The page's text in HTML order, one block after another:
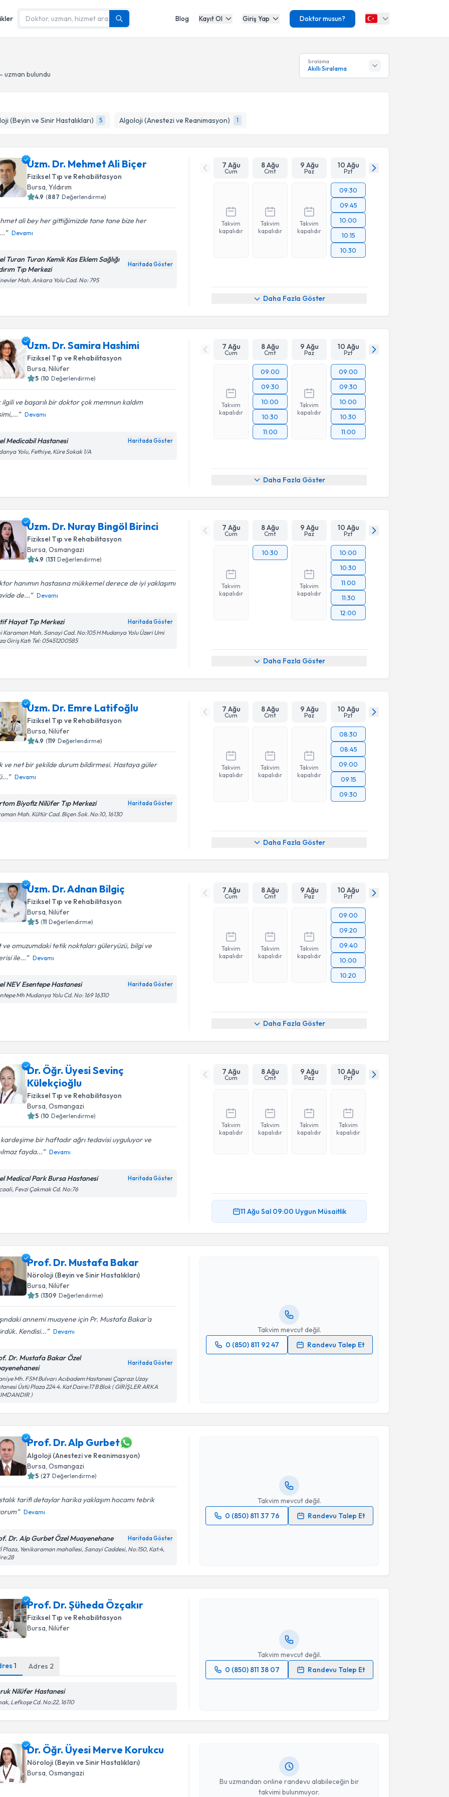
Blog Kayıt Ol Giriş Yap Doktor musun?
bulundu
Sıralama
Akıllı Sıralama
(Beyin ve Sinir Hastalıkları) 5 Algoloji (Anestezi ve Reanimasyon) 1
Uzm. Dr. Mehmet Ali Biçer
Fiziksel Tıp ve Rehabilitasyon
Bursa, Yıldırım
4.9 (887 Değerlendirme)
ali bey her gittiğimizde tane tane bize her
Devamı
Turan Turan Kemik Kas Eklem Sağlığı
Tıp Merkezi
Haritada Göster
Mah. Ankara Yolu Cad. No: 795
7 Ağu
Cum
8 Ağu
Cmt
9 Ağu
Paz
10 Ağu
Pzt
Takvim
kapalıdır
Takvim
kapalıdır
Takvim
kapalıdır
09:30
09:45
10:00
10:15
10:30
Daha Fazla Göster
Uzm. Dr. Samira Hashimi
Fiziksel Tıp ve Rehabilitasyon
Bursa , Nilüfer
5 (10 Değerlendirme)
ilgili ve başarılı bir doktor çok memnun kaldım
Devamı
Medicabil Hastanesi Haritada Göster
Yolu, Fethiye, Küre Sokak 1/A
7 Ağu
Cum
8 Ağu
Cmt
9 Ağu
Paz
10 Ağu
Pzt
Takvim
kapalıdır
09:00
09:30
10:00
10:30
11:00
Takvim
kapalıdır
09:00
09:30
10:00
10:30
11:00
Daha Fazla Göster
Uzm. Dr. Nuray Bingöl Birinci
Fiziksel Tıp ve Rehabilitasyon
Bursa, Osmangazi
4.9 (131 Değerlendirme)
hanımın hastasına mükkemel derece de iyi yaklaşımı
de...
Devamı
Hayat Tıp Merkezi Haritada Göster
Karaman Mah. Sanayi Cad. No:105 H Mudanya Yolu Üzeri Umi
Giriş Katı Tel: 05451200585
7 Ağu
Cum
8 Ağu
Cmt
9 Ağu
Paz
10 Ağu
Pzt
Takvim
kapalıdır
10:30
Takvim
kapalıdır
10:00
10:30
11:00
11:30
12:00
Daha Fazla Göster
Uzm. Dr. Emre Latifoğlu
Fiziksel Tıp ve Rehabilitasyon
Bursa , Nilüfer
4.9 (119 Değerlendirme)
ve net bir şekilde durum bildirmesi. Hastaya güler
Devamı
Biyofiz Nilüfer Tıp Merkezi Haritada Göster
Mah. Kültür Cad. Biçen Sok. No:10, 16130
7 Ağu
Cum
8 Ağu
Cmt
9 Ağu
Paz
10 Ağu
Pzt
Takvim
kapalıdır
Takvim
kapalıdır
Takvim
kapalıdır
08:30
08:45
09:00
09:15
09:30
Daha Fazla Göster
Uzm. Dr. Adnan Bilgiç
Fiziksel Tıp ve Rehabilitasyon
Bursa, Nilüfer
5 (11 Değerlendirme)
ve omuzumdaki tetik noktaları güleryüzü, bilgi ve
ile...
Devamı
NEV Esentepe Hastanesi Haritada Göster
Mh Mudanya Yolu Cd. No: 169 16310
7 Ağu
Cum
8 Ağu
Cmt
9 Ağu
Paz
10 Ağu
Pzt
Takvim
kapalıdır
Takvim
kapalıdır
Takvim
kapalıdır
09:00
09:20
09:40
10:00
10:20
Daha Fazla Göster
Dr. Öğr. Üyesi Sevinç
Külekçioğlu
Fiziksel Tıp ve Rehabilitasyon
Bursa , Osmangazi
5 (10 Değerlendirme)
kardeşime bir haftadır ağrı tedavisi uyguluyor ve
fayda...
Devamı
Medical Park Bursa Hastanesi Haritada Göster
Fevzi Çakmak Cd. No:76
7 Ağu
Cum
8 Ağu
Cmt
9 Ağu
Paz
10 Ağu
Pzt
Takvim
kapalıdır
Takvim
kapalıdır
Takvim
kapalıdır
Takvim
kapalıdır
11 Ağu Sal 09:00 Uygun Müsaitlik
Prof. Dr. Mustafa Bakar
Nöroloji (Beyin ve Sinir Hastalıkları)
Bursa , Nilüfer
5 (1309 Değerlendirme)
annemi muayene için Pr. Mustafa Bakar'a
Kendisi...
Devamı
Dr. Mustafa Bakar Özel
Haritada Göster
Mh. FSM Bulvarı Acıbadem Hastanesi Çaprazı Uzay
Üstü Plaza 224 4. Kat Daire:17 B Blok ( GİRİŞLER ARKA
)
Takvim mevcut değil.
0 (850) 811 92 47
Randevu Talep Et
Takvim Talebini Gönder
Prof. Dr. Alp Gurbet
Algoloji (Anestezi ve Reanimasyon)
Bursa , Osmangazi
5 (27 Değerlendirme)
tarifi detaylar harika yaklaşım hocamı tebrik
Devamı
Dr. Alp Gurbet Özel Muayenehane Haritada Göster
Plaza, Yenikaraman mahallesi, Sanayi Caddesi, No:150, Kat:4,
Takvim mevcut değil.
0 (850) 811 37 76
Randevu Talep Et
Prof. Dr. Şüheda Özçakır
Fiziksel Tıp ve Rehabilitasyon
Bursa , Nilüfer
1 Adres 2
Nilüfer Hastanesi
Lefkoşe Cd. No:22, 16110
Takvim mevcut değil.
0 (850) 811 38 07
Randevu Talep Et
Randevu Takvimi Talebi
Takvim Talebini Gönder
Dr. Öğr. Üyesi Merve Korukcu
Nöroloji (Beyin ve Sinir Hastalıkları)
Bursa , Osmangazi
Bu uzmandan online randevu alabileceğin bir
takvimi bulunmuyor.